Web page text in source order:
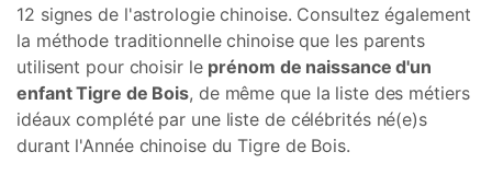
12 signes de l'astrologie chinoise. Consultez également
la méthode traditionnelle chinoise que les parents
utilisent pour choisir le prénom de naissance d'un
enfant Tigre de Bois, de même que la liste des métiers
idéaux complété par une liste de célébrités né(e)s
durant l'Année chinoise du Tigre de Bois.